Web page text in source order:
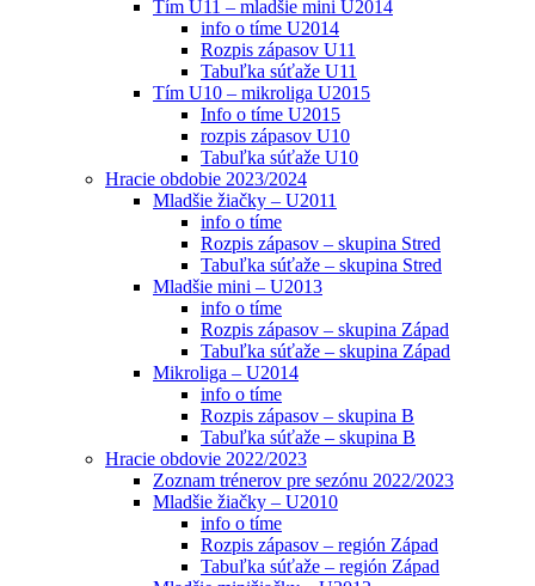
Tím U11 – mladšie mini U2014
info o tíme U2014
Rozpis zápasov U11
Tabuľka súťaže U11
Tím U10 – mikroliga U2015
Info o tíme U2015
rozpis zápasov U10
Tabuľka súťaže U10
Hracie obdobie 2023/2024
Mladšie žiačky – U2011
info o tíme
Rozpis zápasov – skupina Stred
Tabuľka súťaže – skupina Stred
Mladšie mini – U2013
info o tíme
Rozpis zápasov – skupina Západ
Tabuľka súťaže – skupina Západ
Mikroliga – U2014
info o tíme
Rozpis zápasov – skupina B
Tabuľka súťaže – skupina B
Hracie obdovie 2022/2023
Zoznam trénerov pre sezónu 2022/2023
Mladšie žiačky – U2010
info o tíme
Rozpis zápasov – región Západ
Tabuľka súťaže – región Západ